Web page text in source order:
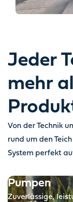
Vorher
Jeder
mehr
Von der Technik
rund um den
System perfekt
Pumpen
Zuverlässige,